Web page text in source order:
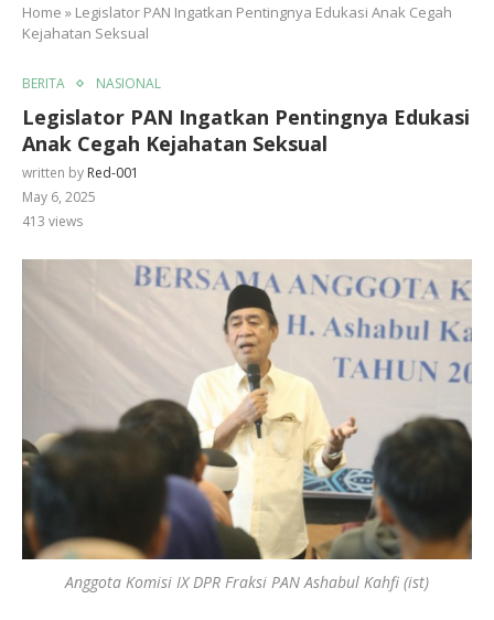
Home » Legislator PAN Ingatkan Pentingnya Edukasi Anak Cegah
Kejahatan Seksual
BERITA NASIONAL
Legislator PAN Ingatkan Pentingnya Edukasi
Anak Cegah Kejahatan Seksual
written by Red-001
May 6, 2025
413 views
Anggota Komisi IX DPR Fraksi PAN Ashabul Kahfi (ist)